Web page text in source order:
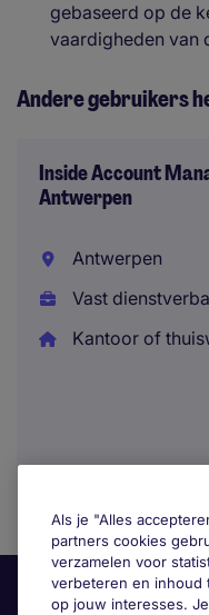
gebaseerd op de
vaardigheden van
Andere gebruikers
Inside Account
Antwerpen
Antwerpen
Vast
Kantoor of
Als je "Alles
partners cookies
verzamelen voor
verbeteren en inhoud
op jouw interesses.